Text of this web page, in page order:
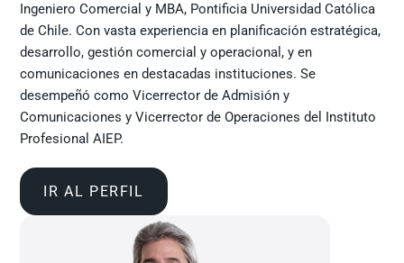
Ingeniero Comercial y MBA, Pontificia Universidad Católica
de Chile. Con vasta experiencia en planificación estratégica,
desarrollo, gestión comercial y operacional, y en
comunicaciones en destacadas instituciones. Se
desempeñó como Vicerrector de Admisión y
Comunicaciones y Vicerrector de Operaciones del Instituto
Profesional AIEP.
IR AL PERFIL